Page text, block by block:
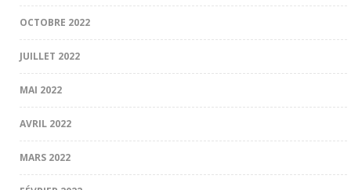
OCTOBRE 2022
JUILLET 2022
MAI 2022
AVRIL 2022
MARS 2022